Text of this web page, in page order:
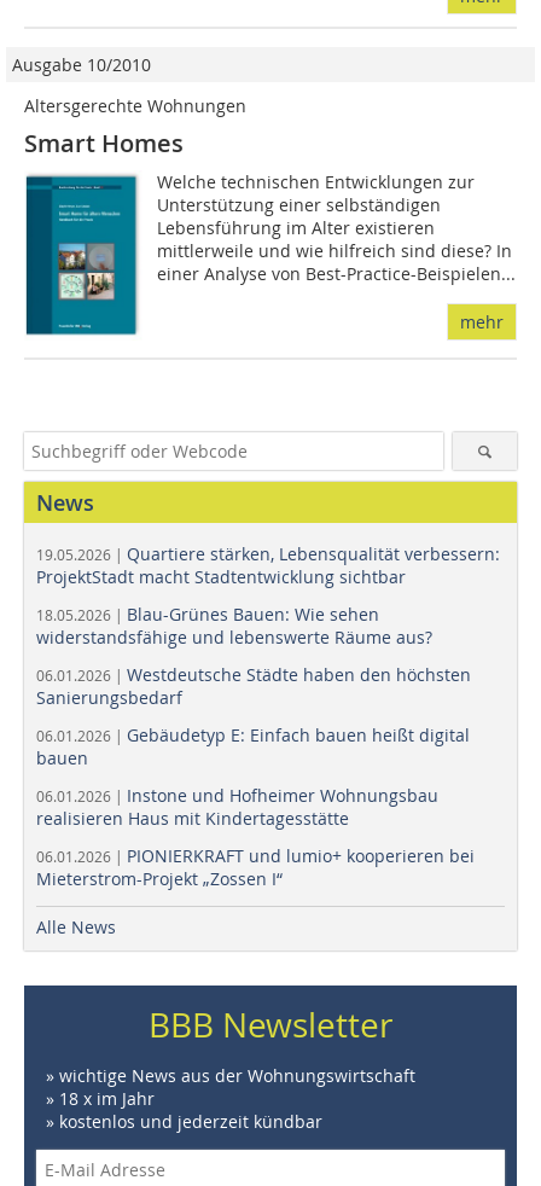
Ausgabe 10/2010
Altersgerechte Wohnungen
Smart Homes
Welche technischen Entwicklungen zur
Unterstützung einer selbständigen
Lebensführung im Alter existieren
mittlerweile und wie hilfreich sind diese? In
einer Analyse von Best-Practice-Beispielen...
mehr
News
19.05.2026 | Quartiere stärken, Lebensqualität verbessern:
ProjektStadt macht Stadtentwicklung sichtbar
18.05.2026 | Blau-Grünes Bauen: Wie sehen
widerstandsfähige und lebenswerte Räume aus?
06.01.2026 | Westdeutsche Städte haben den höchsten
Sanierungsbedarf
06.01.2026 | Gebäudetyp E: Einfach bauen heißt digital
bauen
06.01.2026 | Instone und Hofheimer Wohnungsbau
realisieren Haus mit Kindertagesstätte
06.01.2026 | PIONIERKRAFT und lumio+ kooperieren bei
Mieterstrom-Projekt „Zossen I“
Alle News
BBB Newsletter
» wichtige News aus der Wohnungswirtschaft
» 18 x im Jahr
» kostenlos und jederzeit kündbar